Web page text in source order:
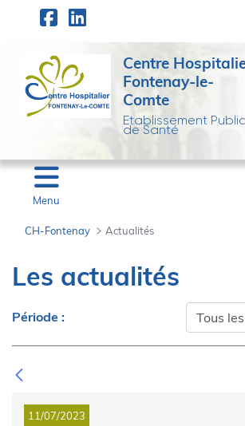
Saut au contenu principal
Centre
Fontenay-le-
Comte
Etablissement Public
de Santé
Menu
CH-Fontenay Actualités
Actualités -
Les actualités
Période :
11/07/2023
Panneau de gestion des cookies